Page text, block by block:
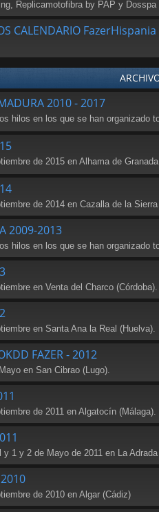
Replicamotofibra by PAP y
CALENDARIO FazerHispania
2010 - 2017
hilos en los que se han organizado
de 2015 en Alhama de
de 2014 en Cazalla de la
2009-2013
hilos en los que se han organizado
en Venta del Charco (Córdoba).
en Santa Ana la Real (Huelva).
FAZER - 2012
en San Cibrao (Lugo).
de 2011 en Algatocín (Málaga).
1 y 2 de Mayo de 2011 en La
de 2010 en Algar (Cádiz)